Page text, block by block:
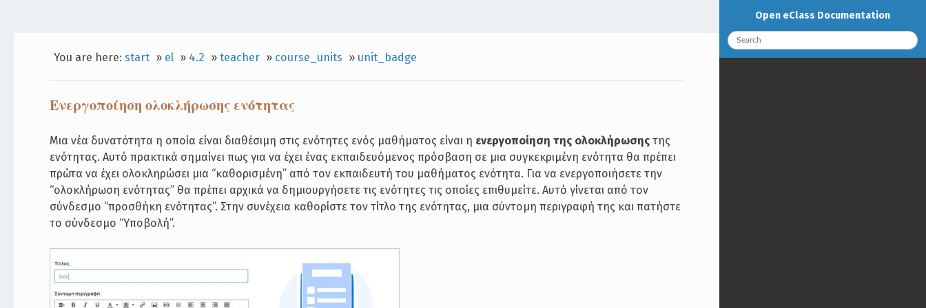
You are here: start » el » 4.2 » teacher » course_units » unit_badge
Ενεργοποίηση ολοκλήρωσης ενότητας
Μια νέα δυνατότητα η οποία είναι διαθέσιμη στις ενότητες ενός μαθήματος είναι η ενεργοποίηση της ολοκλήρωσης της
ενότητας. Αυτό πρακτικά σημαίνει πως για να έχει ένας εκπαιδευόμενος πρόσβαση σε μια συγκεκριμένη ενότητα θα πρέπει
πρώτα να έχει ολοκληρώσει μια “καθορισμένη” από τον εκπαιδευτή του μαθήματος ενότητα. Για να ενεργοποιήσετε την
“ολοκλήρωση ενότητας” θα πρέπει αρχικά να δημιουργήσετε τις ενότητες τις οποίες επιθυμείτε. Αυτό γίνεται από τον
σύνδεσμο “προσθήκη ενότητας”. Στην συνέχεια καθορίστε τον τίτλο της ενότητας, μια σύντομη περιγραφή της και πατήστε
το σύνδεσμο “Υποβολή”.
Open eClass Documentation